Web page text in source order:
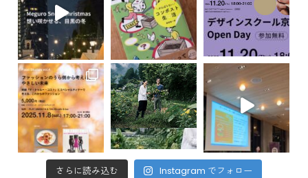
さらに読み込む Instagram でフォロー